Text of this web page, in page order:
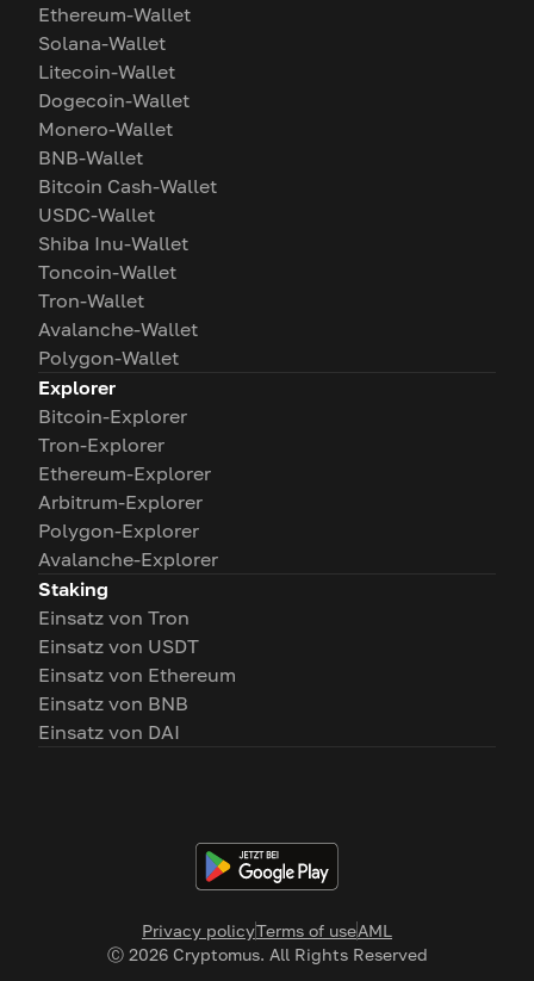
Privacy policyTerms of useAML
Ⓒ 2026Cryptomus. All Rights Reserved
Ethereum-Wallet
Solana-Wallet
Litecoin-Wallet
Dogecoin-Wallet
Monero-Wallet
BNB-Wallet
Bitcoin Cash-Wallet
USDC-Wallet
Shiba Inu-Wallet
Toncoin-Wallet
Tron-Wallet
Avalanche-Wallet
Polygon-Wallet
Explorer
Bitcoin-Explorer
Tron-Explorer
Ethereum-Explorer
Arbitrum-Explorer
Polygon-Explorer
Avalanche-Explorer
Staking
Einsatz von Tron
Einsatz von USDT
Einsatz von Ethereum
Einsatz von BNB
Einsatz von DAI